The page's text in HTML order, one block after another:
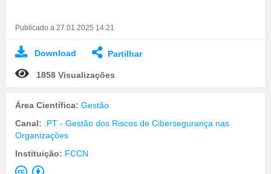
Publicado a 27.01.2025 14:21
Download Partilhar
1858 Visualizações
Área Científica: Gestão
Canal:
.PT - Gestão dos Riscos de Cibersegurança nas
Organizações
Instituição: FCCN